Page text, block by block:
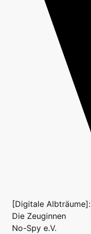
[Digitale Albträume]:
Die Zeuginnen
No-Spy e.V.